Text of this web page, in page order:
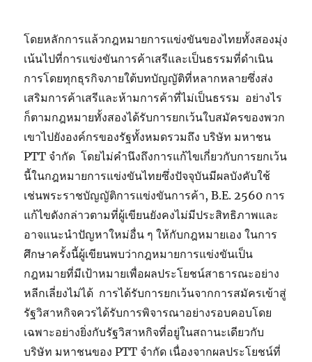
โดยหลักการแล้วกฎหมายการแข่งขันของไทยทั้งสองมุ่ง
เน้นไปที่การแข่งขันการค้าเสรีและเป็นธรรมที่ดำเนิน
การโดยทุกธุรกิจภายใต้บทบัญญัติที่หลากหลายซึ่งส่ง
เสริมการค้าเสรีและห้ามการค้าที่ไม่เป็นธรรม อย่างไร
ก็ตามกฎหมายทั้งสองได้รับการยกเว้นใบสมัครของพวก
เขาไปยังองค์กรของรัฐทั้งหมดรวมถึง บริษัท มหาชน
PTT จำกัด โดยไม่คำนึงถึงการแก้ไขเกี่ยวกับการยกเว้น
นี้ในกฎหมายการแข่งขันไทยซึ่งปัจจุบันมีผลบังคับใช้
เช่นพระราชบัญญัติการแข่งขันการค้า, B.E. 2560 การ
แก้ไขดังกล่าวตามที่ผู้เขียนยังคงไม่มีประสิทธิภาพและ
อาจแนะนำปัญหาใหม่อื่น ๆ ให้กับกฎหมายเอง ในการ
ศึกษาครั้งนี้ผู้เขียนพบว่ากฎหมายการแข่งขันเป็น
กฎหมายที่มีเป้าหมายเพื่อผลประโยชน์สาธารณะอย่าง
หลีกเลี่ยงไม่ได้ การได้รับการยกเว้นจากการสมัครเข้าสู่
รัฐวิสาหกิจควรได้รับการพิจารณาอย่างรอบคอบโดย
เฉพาะอย่างยิ่งกับรัฐวิสาหกิจที่อยู่ในสถานะเดียวกับ
บริษัท มหาชนของ PTT จำกัด เนื่องจากผลประโยชน์ที่